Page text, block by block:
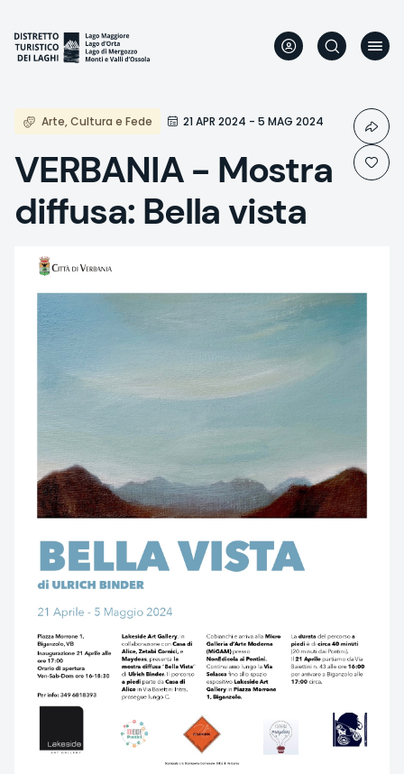
Inhalt
Arte, Cultura e Fede 21 APR 2024 - 5 MAG 2024
VERBANIA - Mostra
diffusa: Bella vista